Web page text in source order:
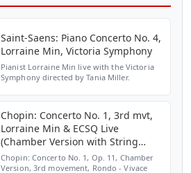
Saint-Saens: Piano Concerto No. 4,
Lorraine Min, Victoria Symphony
Pianist Lorraine Min live with the Victoria
Symphony directed by Tania Miller.
Chopin: Concerto No. 1, 3rd mvt,
Lorraine Min & ECSQ Live
(Chamber Version with String
Quartet)
Chopin: Concerto No. 1, Op. 11, Chamber
Version, 3rd movement, Rondo - Vivace